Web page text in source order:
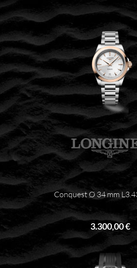
Conquest Ø 34 mm
3.300,00 €